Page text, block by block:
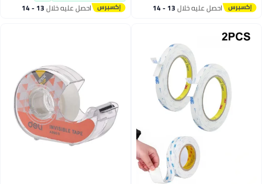
احصل عليه خلال 13 - 14 احصل عليه خلال 13 - 14